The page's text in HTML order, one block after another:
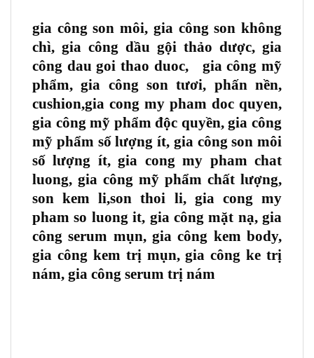
gia công son môi, gia công son không
chì, gia công dầu gội thảo dược, gia
công dau goi thao duoc, gia công mỹ
phẩm, gia công son tươi, phấn nền,
cushion,gia cong my pham doc quyen,
gia công mỹ phẩm độc quyền, gia công
mỹ phẩm số lượng ít, gia công son môi
số lượng ít, gia cong my pham chat
luong, gia công mỹ phẩm chất lượng,
son kem li,son thoi li, gia cong my
pham so luong it, gia công mặt nạ, gia
công serum mụn, gia công kem body,
gia công kem trị mụn, gia công ke trị
nám, gia công serum trị nám